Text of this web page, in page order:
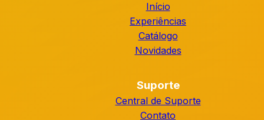
Início
Experiências
Catálogo
Novidades
Suporte
Central de Suporte
Contato